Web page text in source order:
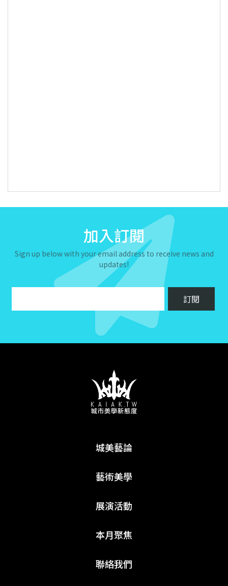
加入訂閱
Sign up below with your email address to receive news and
updates!
城美藝論
藝術美學
展演活動
本月聚焦
聯絡我們